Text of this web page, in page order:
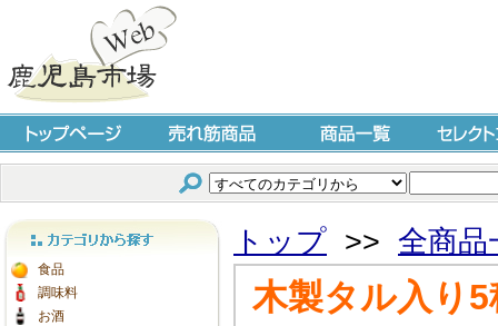
トップページ 売れ筋商品 商品一覧 セレクト
カテゴリから探す
食品
調味料
お酒
トップ >> 全商品
木製タル入り